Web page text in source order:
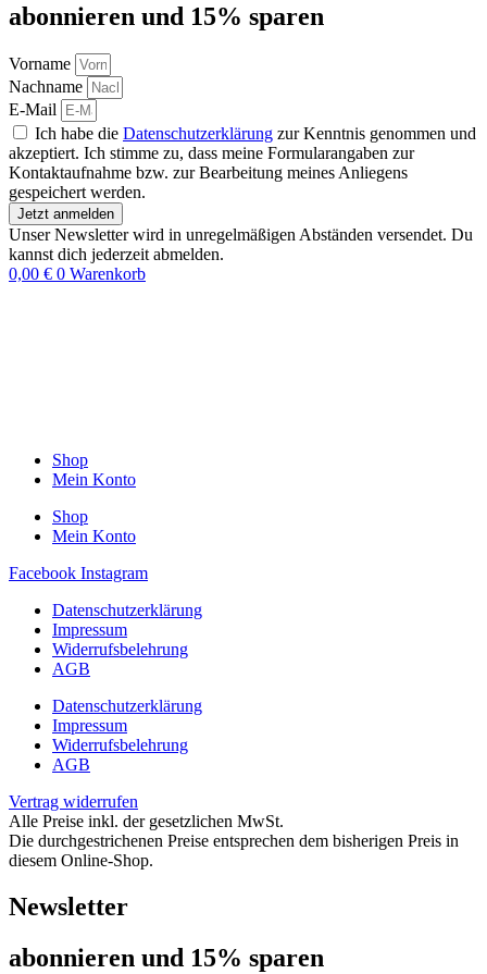
abon­nie­ren und 15% sparen
Vorname
Nachname
E-Mail
Ich habe die Datenschutzerklärung zur Kenntnis genommen und
akzeptiert. Ich stimme zu, dass meine Formularangaben zur
Kontaktaufnahme bzw. zur Bearbeitung meines Anliegens
gespeichert werden.
Jetzt anmelden
Unser Newsletter wird in unregelmäßigen Abständen versendet. Du
kannst dich jederzeit abmelden.
0,00 € 0 Warenkorb
Shop
Mein Konto
Shop
Mein Konto
Facebook Instagram
Datenschutzerklärung
Impressum
Widerrufsbelehrung
AGB
Datenschutzerklärung
Impressum
Widerrufsbelehrung
AGB
Vertrag widerrufen
Alle Preise inkl. der gesetzlichen MwSt.
Die durchgestrichenen Preise entsprechen dem bisherigen Preis in
diesem Online-Shop.
Newsletter
abon­nie­ren und 15% sparen